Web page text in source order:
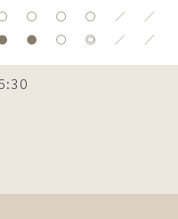
〇 〇 〇 ／ ／
● 〇 ◎ ／ ／